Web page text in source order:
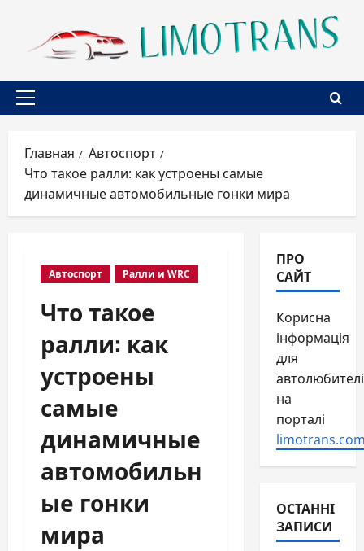
содержимому
Основное
Главная
Автоспорт
Что такое ралли: как устроены самые
динамичные автомобильные гонки мира
Автоспорт Ралли и WRC
Что такое
ралли: как
устроены
самые
динамичные
автомобильн
ые гонки
мира
ПРО
САЙТ
Корисна
інформація
для
на
порталі
ОСТАННІ
ЗАПИСИ